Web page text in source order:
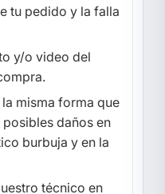
tu pedido y la falla
y/o video del
la misma forma que
daños en
burbuja y en la
técnico en